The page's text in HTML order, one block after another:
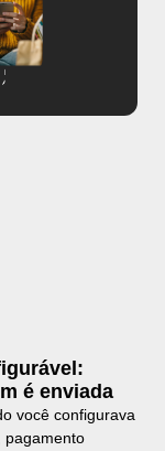
é enviada
você configurava
pagamento